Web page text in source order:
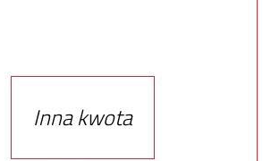
Inna kwota